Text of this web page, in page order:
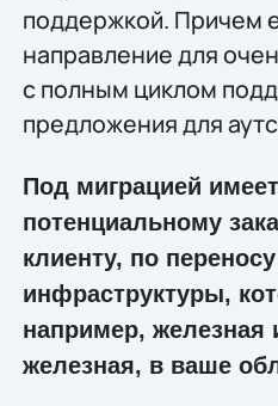
поддержкой. Причем
направление для
с полным циклом
предложения для
Под миграцией
потенциальному
клиенту, по переносу
инфраструктуры,
например, железная
железная, в ваше